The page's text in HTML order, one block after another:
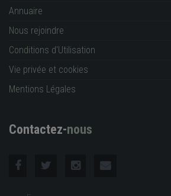
Annuaire
Nous rejoindre
Conditions d'Utilisation
Vie privée et cookies
Mentions Légales
Contactez-nous